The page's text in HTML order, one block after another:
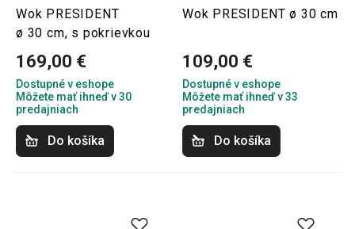
Wok PRESIDENT
ø 30 cm, s pokrievkou
169,00 €
Dostupné v eshope
Môžete mať ihneď v 30
predajniach
Do košíka
Wok PRESIDENT ø 30 cm
109,00 €
Dostupné v eshope
Môžete mať ihneď v 33
predajniach
Do košíka